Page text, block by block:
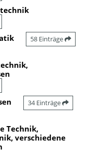
58 Einträge
34 Einträge
Technik,
verschiedene